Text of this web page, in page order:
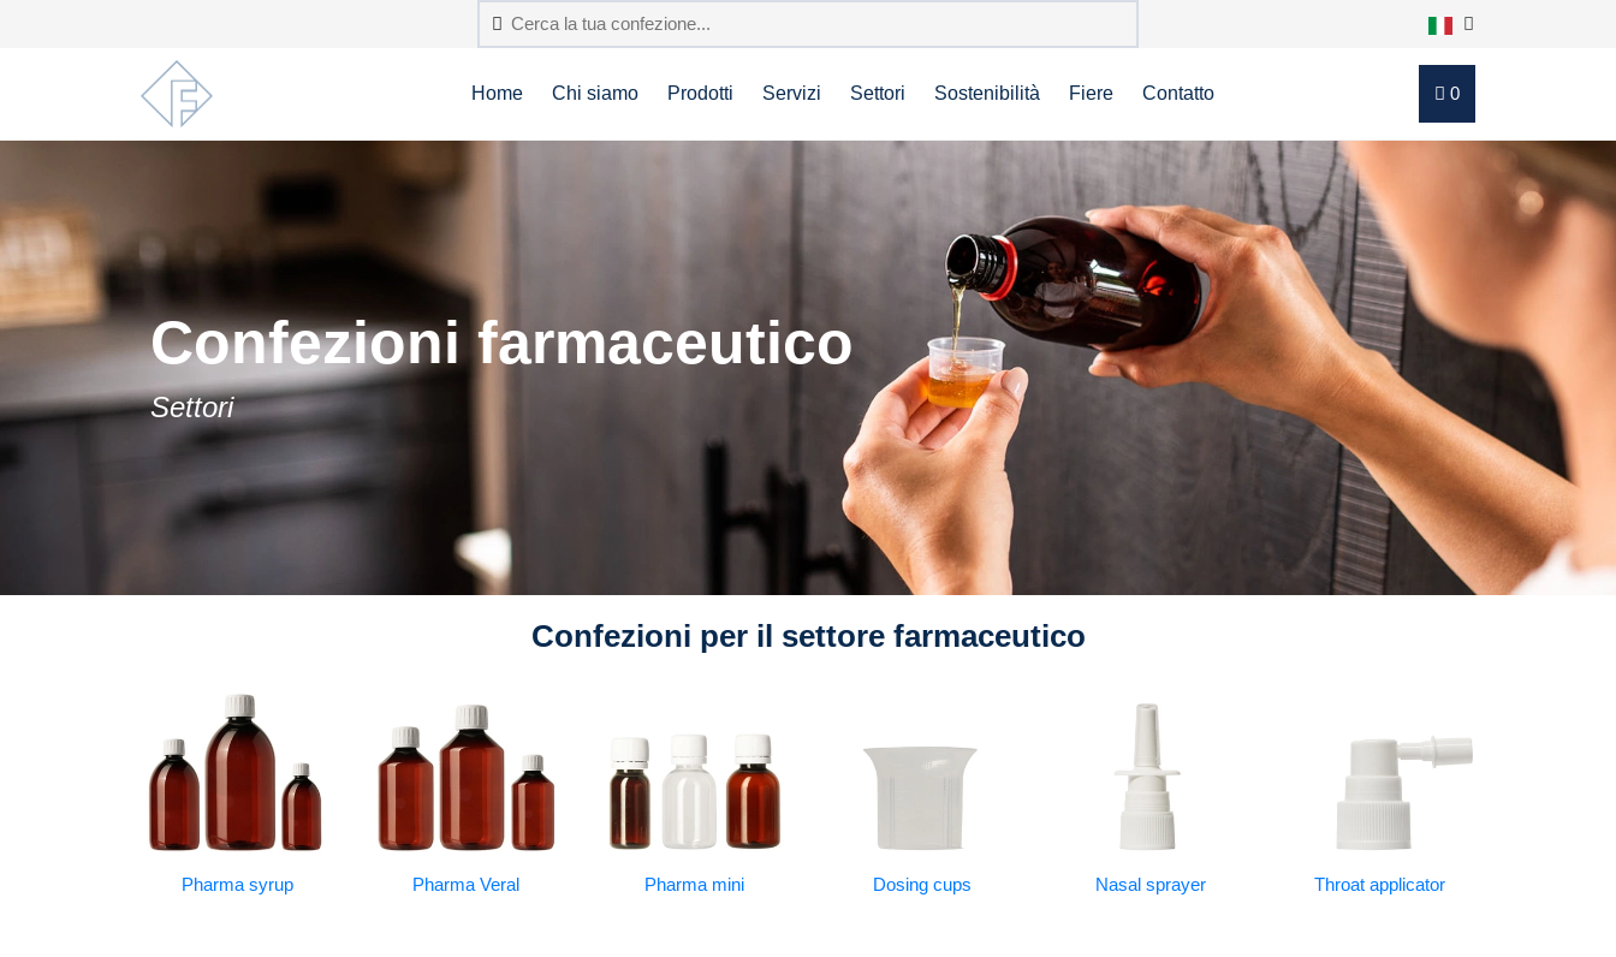
Home Chi siamo Prodotti Servizi Settori Sostenibilità Fiere Contatto 0
Confezioni farmaceutico
Settori
Confezioni per il settore farmaceutico
Pharma syrup Pharma Veral Pharma mini Dosing cups Nasal sprayer Throat applicator